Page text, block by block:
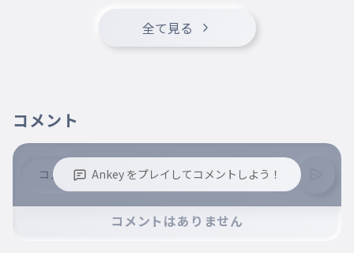
020
021 な
な
に
全て見る
コメント
Ankey をプレイしてコメントしよう！
※コメントするには、ログインが必要です。
コメントはありません